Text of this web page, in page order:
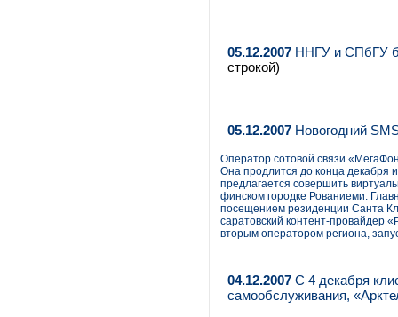
05.12.2007 ННГУ и СПбГУ
строкой)
05.12.2007 Новогодний
Оператор сотовой связи
Она продлится до конца декабря
предлагается совершить
финском городке Рованиеми.
посещением резиденции Санта
саратовский контент-провайдер
вторым оператором региона,
04.12.2007 С 4 декабря
самообслуживания,